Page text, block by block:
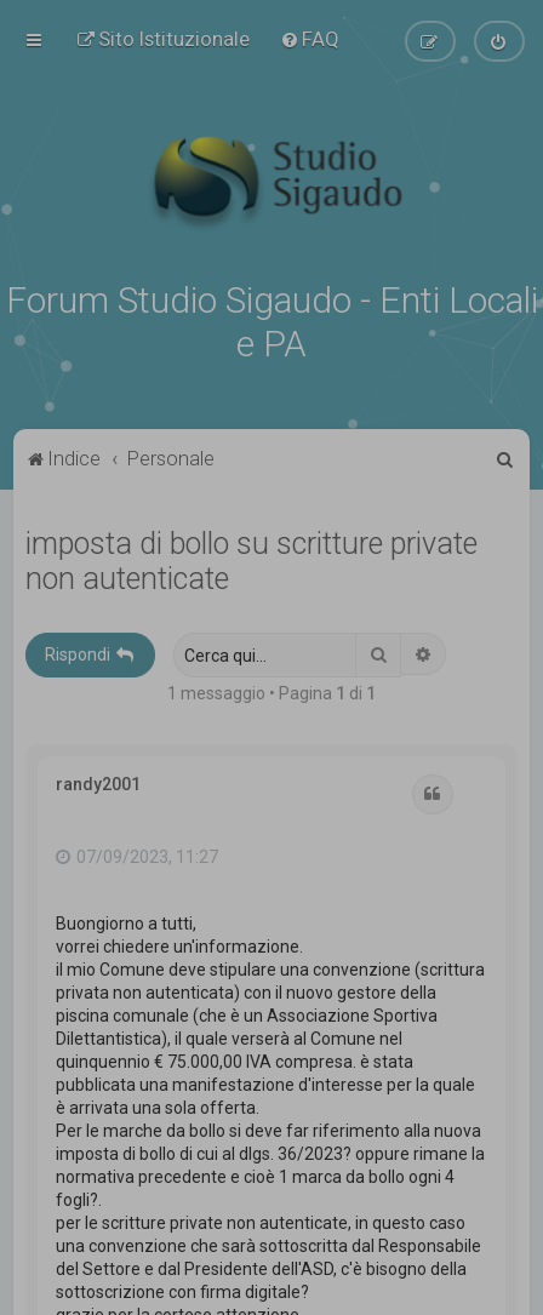
Sito Istituzionale FAQ
Forum Studio Sigaudo - Enti Locali
e PA
Indice Personale
imposta di bollo su scritture private
non autenticate
Rispondi Cerca
1 messaggio • Pagina 1 di 1
randy2001
07/09/2023, 11:27
Buongiorno a tutti,
vorrei chiedere un'informazione.
il mio Comune deve stipulare una convenzione (scrittura
privata non autenticata) con il nuovo gestore della
piscina comunale (che è un Associazione Sportiva
Dilettantistica), il quale verserà al Comune nel
quinquennio € 75.000,00 IVA compresa. è stata
pubblicata una manifestazione d'interesse per la quale
è arrivata una sola offerta.
Per le marche da bollo si deve far riferimento alla nuova
imposta di bollo di cui al dlgs. 36/2023? oppure rimane la
normativa precedente e cioè 1 marca da bollo ogni 4
fogli?.
per le scritture private non autenticate, in questo caso
una convenzione che sarà sottoscritta dal Responsabile
del Settore e dal Presidente dell'ASD, c'è bisogno della
sottoscrizione con firma digitale?